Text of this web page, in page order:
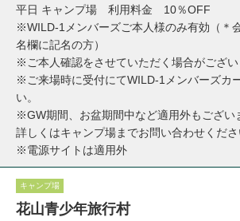
平日 キャンプ場 利用料金 10％OFF
※WILD-1メンバーズご本人様のみ有効（＊
名欄に記名の方）
※ご本人確認をさせていただく場合がござい
※ご来場時に受付にてWILD-1メンバーズカ
い。
※GW期間、お盆期間中など適用外もござい
詳しくはキャンプ場までお問い合わせくださ
※電源サイトは適用外
キャンプ場
花山青少年旅行村